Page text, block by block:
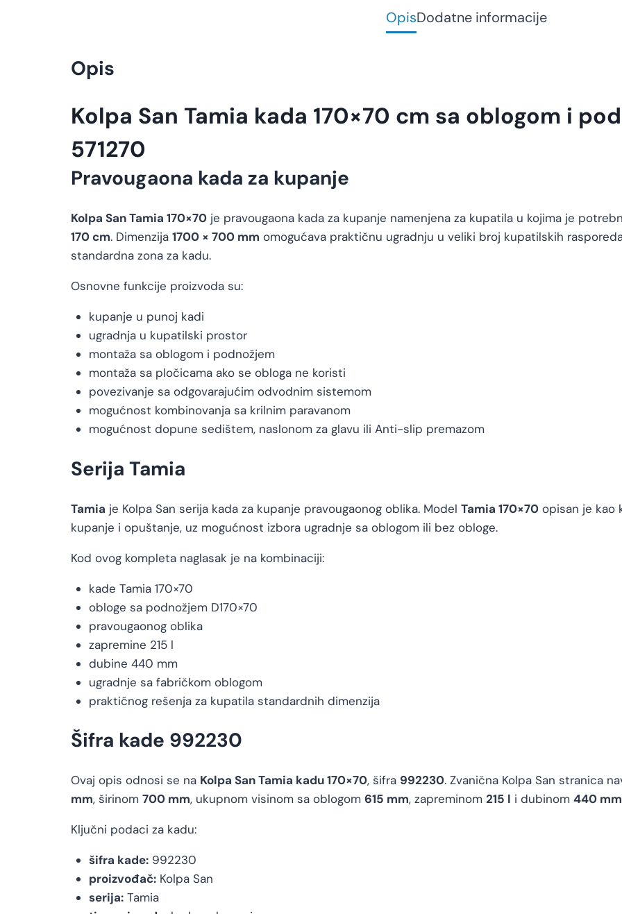
OpisDodatne informacije
Opis
Kolpa San Tamia kada 170×70 cm sa oblogom i
571270
Pravougaona kada za kupanje
Kolpa San Tamia 170×70 je pravougaona kada za kupanje namenjena za kupatila u kojima je
170 cm. Dimenzija 1700 × 700 mm omogućava praktičnu ugradnju u veliki broj kupatilskih
standardna zona za kadu.
Osnovne funkcije proizvoda su:
kupanje u punoj kadi
ugradnja u kupatilski prostor
montaža sa oblogom i podnožjem
montaža sa pločicama ako se obloga ne koristi
povezivanje sa odgovarajućim odvodnim sistemom
mogućnost kombinovanja sa krilnim paravanom
mogućnost dopune sedištem, naslonom za glavu ili Anti-slip premazom
Serija Tamia
Tamia je Kolpa San serija kada za kupanje pravougaonog oblika. Model Tamia 170×70 opisan je kao
kupanje i opuštanje, uz mogućnost izbora ugradnje sa oblogom ili bez obloge.
Kod ovog kompleta naglasak je na kombinaciji:
kade Tamia 170×70
obloge sa podnožjem D170×70
pravougaonog oblika
zapremine 215 l
dubine 440 mm
ugradnje sa fabričkom oblogom
praktičnog rešenja za kupatila standardnih dimenzija
Šifra kade 992230
Ovaj opis odnosi se na Kolpa San Tamia kadu 170×70, šifra 992230. Zvanična Kolpa San stranica
mm, širinom 700 mm, ukupnom visinom sa oblogom 615 mm, zapreminom 215 l i dubinom 440 mm
Ključni podaci za kadu:
šifra kade:992230
proizvođač:Kolpa San
serija:Tamia